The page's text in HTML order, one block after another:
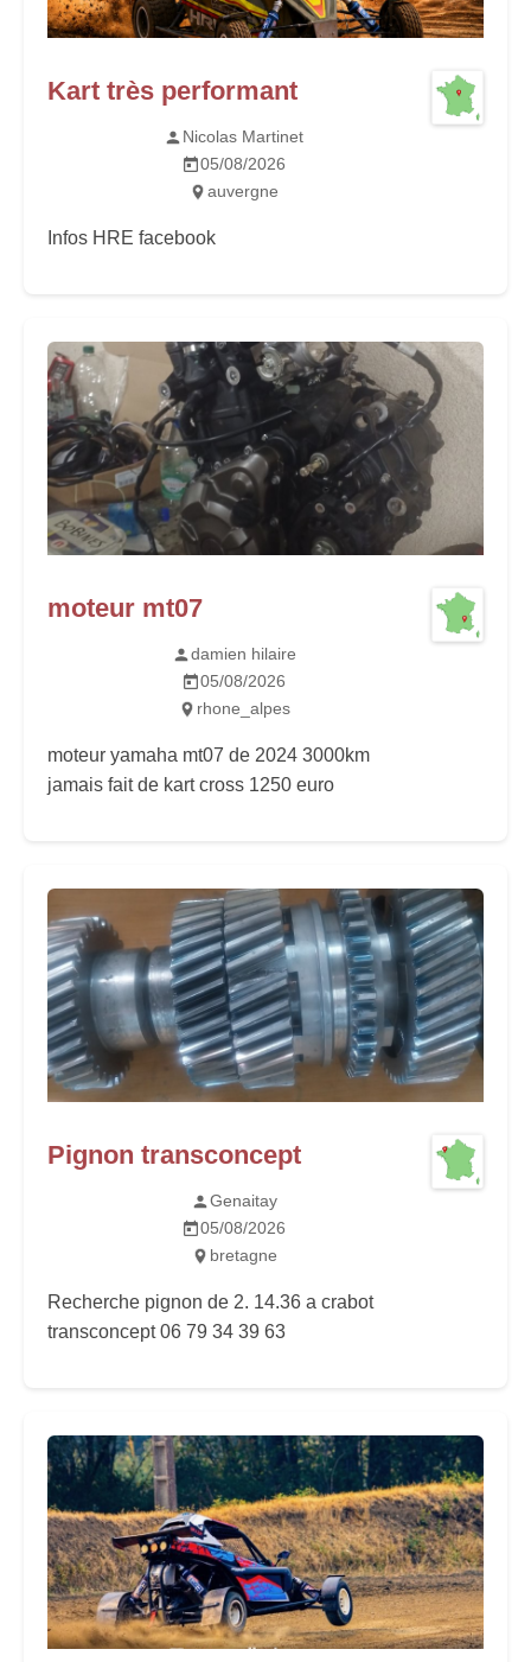
Kart très performant
Nicolas Martinet
05/08/2026
auvergne
Infos HRE facebook
moteur mt07
damien hilaire
05/08/2026
rhone_alpes
moteur yamaha mt07 de 2024 3000km
jamais fait de kart cross 1250 euro
Pignon transconcept
Genaitay
05/08/2026
bretagne
Recherche pignon de 2. 14.36 a crabot
transconcept 06 79 34 39 63